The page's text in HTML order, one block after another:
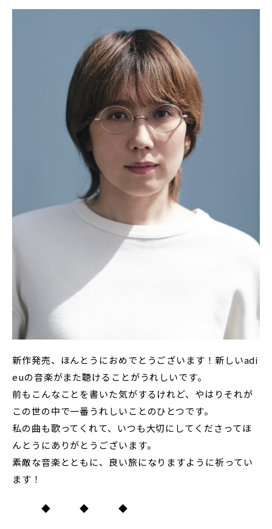
新作発売、ほんとうにおめでとうございます！新しいadi
euの音楽がまた聴けることがうれしいです。
前もこんなことを書いた気がするけれど、やはりそれが
この世の中で一番うれしいことのひとつです。
私の曲も歌ってくれて、いつも大切にしてくださってほ
んとうにありがとうございます。
素敵な音楽とともに、良い旅になりますように祈ってい
ます！
◆ ◆ ◆